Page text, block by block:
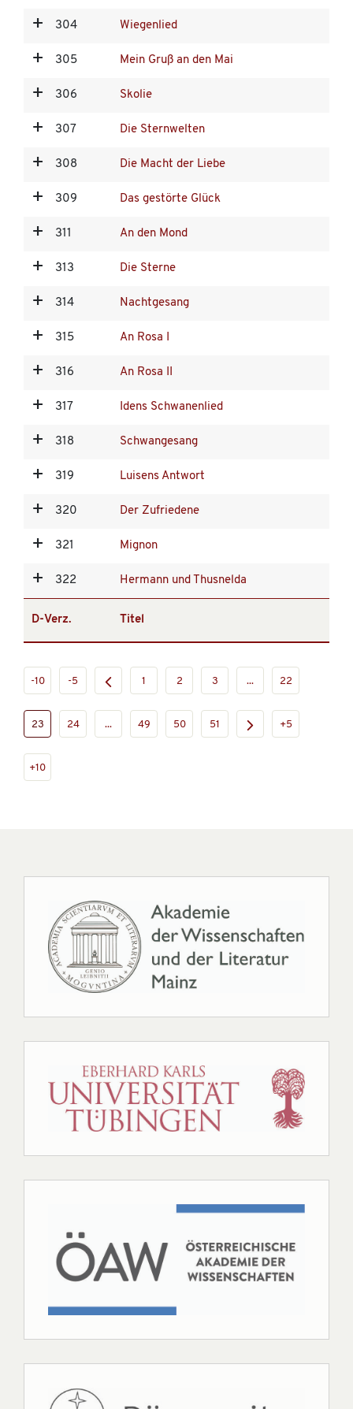
304 Wiegenlied
305 Mein Gruß an den Mai
306 Skolie
307 Die Sternwelten
308 Die Macht der Liebe
309 Das gestörte Glück
311 An den Mond
313 Die Sterne
314 Nachtgesang
315 An Rosa I
316 An Rosa II
317 Idens Schwanenlied
318 Schwangesang
319 Luisens Antwort
320 Der Zufriedene
321 Mignon
322 Hermann und Thusnelda
D-Verz. Titel
-10 -5 1 2 3 ... 22
23 24 ... 49 50 51 +5
+10